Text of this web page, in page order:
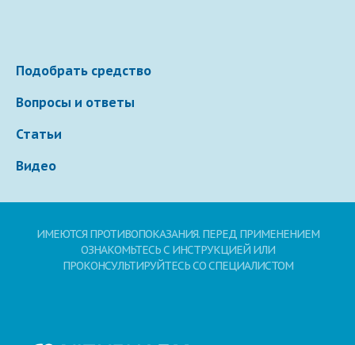
Ваше сообщение
Отправляя вопрос, я принимаю пользовательское
соглашение сайта.
Подобрать средство
Вопросы и ответы
Статьи
Видео
ИМЕЮТСЯ ПРОТИВОПОКАЗАНИЯ. ПЕРЕД ПРИМЕНЕНИЕМ
ОЗНАКОМЬТЕСЬ С ИНСТРУКЦИЕЙ ИЛИ
ПРОКОНСУЛЬТИРУЙТЕСЬ СО СПЕЦИАЛИСТОМ